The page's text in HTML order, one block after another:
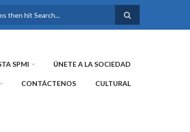
DE
SPMI ÚNETE A LA SOCIEDAD
CONTÁCTENOS CULTURAL